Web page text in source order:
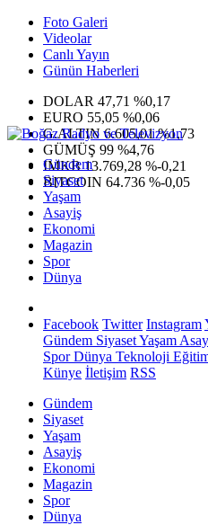
Foto Galeri
Videolar
Canlı Yayın
Günün Haberleri
DOLAR 47,71 %0,17
EURO 55,05 %0,06
G.ALTIN6.605,01 %1,73
GÜMÜŞ 99 %4,76
IMKB13.769,28 %-0,21
BITCOIN 64.736 %-0,05
Gündem
Siyaset
Yaşam
Asayiş
Ekonomi
Magazin
Spor
Dünya
Facebook Twitter Instagram
Gündem SiyasetYaşam
SporDünya Teknoloji
Künye İletişim RSS
Gündem
Siyaset
Yaşam
Asayiş
Ekonomi
Magazin
Spor
Dünya